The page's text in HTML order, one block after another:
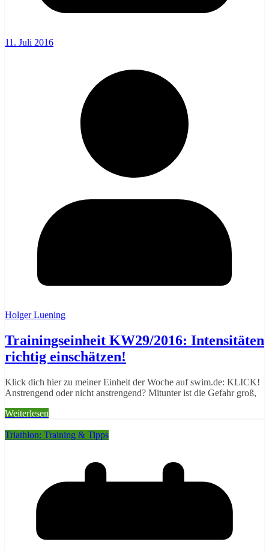
11. Juli 2016
Holger Luening
Trainingseinheit KW29/2016: Intensitäten
richtig einschätzen!
Klick dich hier zu meiner Einheit der Woche auf swim.de: KLICK!
Anstrengend oder nicht anstrengend? Mitunter ist die Gefahr groß,
Weiterlesen
Triathlon: Training & Tipps